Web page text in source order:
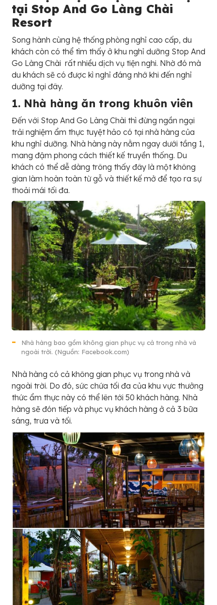
tại Stop And Go Làng Chài
Resort
Song hành cùng hệ thống phòng nghỉ cao cấp, du
khách còn có thể tìm thấy ở khu nghỉ dưỡng Stop And
Go Làng Chài rất nhiều dịch vụ tiện nghi. Nhờ đó mà
du khách sẽ có được kì nghỉ đáng nhớ khi đến nghỉ
dưỡng tại đây.
1. Nhà hàng ăn trong khuôn viên
Đến với Stop And Go Làng Chài thì đừng ngần ngại
trải nghiệm ẩm thực tuyệt hảo có tại nhà hàng của
khu nghỉ dưỡng. Nhà hàng này nằm ngay dưới tầng 1,
mang đậm phong cách thiết kế truyền thống. Du
khách có thể dễ dàng trông thấy đây là một không
gian làm hoàn toàn từ gỗ và thiết kế mở để tạo ra sự
thoải mái tối đa.
Nhà hàng bao gồm không gian phục vụ cả trong nhà và
ngoài trời. (Nguồn: Facebook.com)
Nhà hàng có cả không gian phục vụ trong nhà và
ngoài trời. Do đó, sức chứa tối đa của khu vực thưởng
thức ẩm thực này có thể lên tới 50 khách hàng. Nhà
hàng sẽ đón tiếp và phục vụ khách hàng ở cả 3 bữa
sáng, trưa và tối.